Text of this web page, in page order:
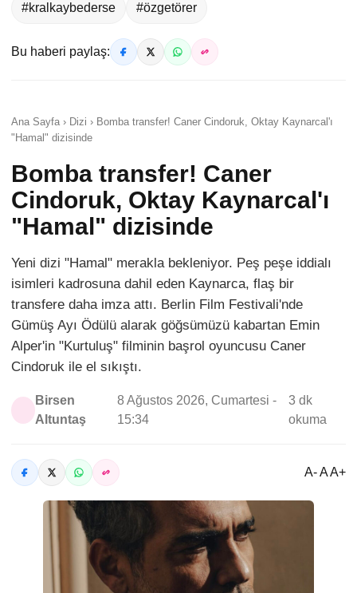
#kralkaybederse #özgetörer
Bu haberi paylaş:
Ana Sayfa › Dizi › Bomba transfer! Caner Cindoruk, Oktay Kaynarcal'ı
"Hamal" dizisinde
Bomba transfer! Caner
Cindoruk, Oktay Kaynarcal'ı
"Hamal" dizisinde
Yeni dizi "Hamal" merakla bekleniyor. Peş peşe iddialı
isimleri kadrosuna dahil eden Kaynarca, flaş bir
transfere daha imza attı. Berlin Film Festivali'nde
Gümüş Ayı Ödülü alarak göğsümüzü kabartan Emin
Alper'in "Kurtuluş" filminin başrol oyuncusu Caner
Cindoruk ile el sıkıştı.
Birsen
Altuntaş
8 Ağustos 2026, Cumartesi -
15:34
3 dk
okuma
A- A A+